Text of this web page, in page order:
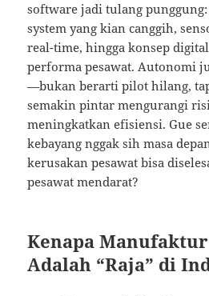
software jadi tulang
system yang kian canggih,
real-time, hingga konsep
performa pesawat. Autonomi
—bukan berarti pilot hilang,
semakin pintar mengurangi
meningkatkan efisiensi. Gue
kebayang nggak sih masa
kerusakan pesawat bisa
pesawat mendarat?
Kenapa
Adalah “Raja” di